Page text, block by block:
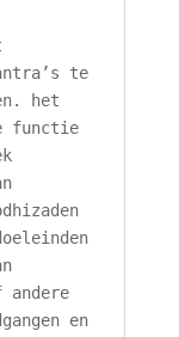
te
het
functie
en